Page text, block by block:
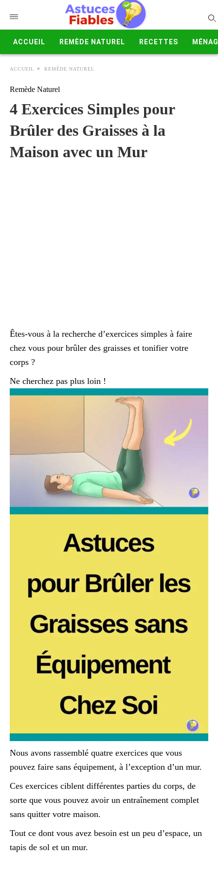
ACCUEIL REMÈDE NATUREL RECETTES
ACCUEIL REMÈDE NATUREL
Remède Naturel
4 Exercices Simples pour
Brûler des Graisses à la
Maison avec un Mur
Êtes-vous à la recherche d’exercices simples à faire
chez vous pour brûler des graisses et tonifier votre
corps ?
Ne cherchez pas plus loin !
Nous avons rassemblé quatre exercices que vous
pouvez faire sans équipement, à l’exception d’un mur.
Ces exercices ciblent différentes parties du corps, de
sorte que vous pouvez avoir un entraînement complet
sans quitter votre maison.
Tout ce dont vous avez besoin est un peu d’espace, un
tapis de sol et un mur.